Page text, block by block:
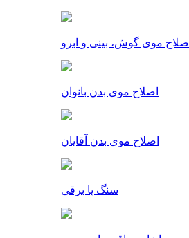
اصلاح موی گوش، بینی و ابرو
اصلاح موی بدن بانوان
اصلاح موی بدن آقایان
سنگ پا برقی